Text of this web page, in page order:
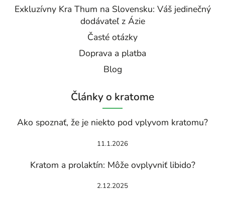
Exkluzívny Kra Thum na Slovensku: Váš jedinečný
dodávateľ z Ázie
Časté otázky
Doprava a platba
Blog
Články o kratome
Ako spoznať, že je niekto pod vplyvom kratomu?
11.1.2026
Kratom a prolaktín: Môže ovplyvniť libido?
2.12.2025